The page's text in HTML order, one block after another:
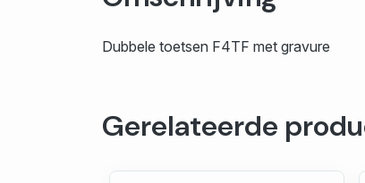
Dubbele toetsen F4TF met gravure
Gerelateerde